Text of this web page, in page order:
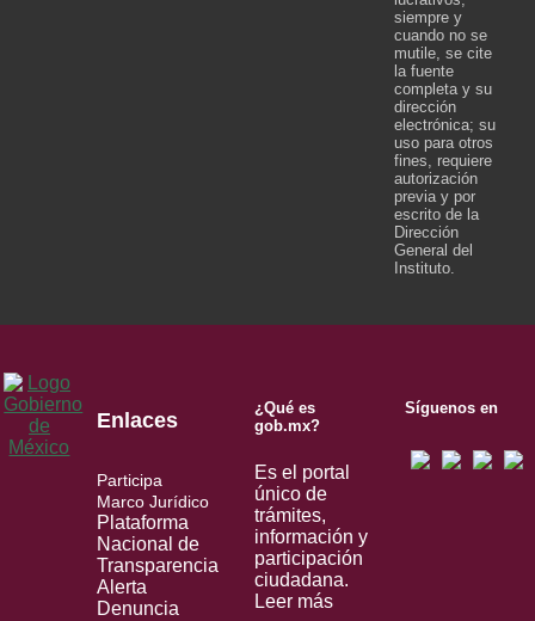
siempre y
cuando no se
mutile, se cite
la fuente
completa y su
dirección
electrónica; su
uso para otros
fines, requiere
autorización
previa y por
escrito de la
Dirección
General del
Instituto.
Enlaces
Participa
Marco Jurídico
Plataforma
Nacional de
Transparencia
Alerta
Denuncia
¿Qué es
gob.mx?
Es el portal
único de
trámites,
información y
participación
ciudadana.
Leer más
Síguenos en